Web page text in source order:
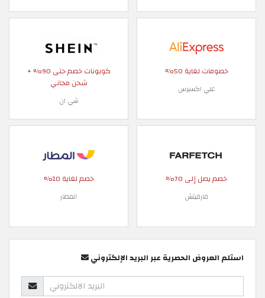
خصومات لغاية 50%
علي اكسبرس
كوبونات خصم حتى 90% +
شحن مجاني
شي ان
خصم يصل إلى 70%
فارفيتش
خصم لغاية 10%
المطار
استلم العروض الحصرية عبر البريد الإلكتروني